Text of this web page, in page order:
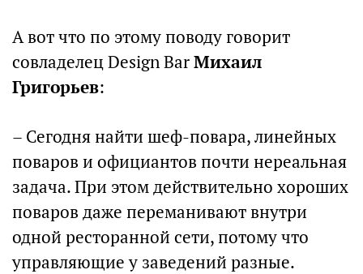
А вот что по этому поводу говорит
совладелец Design BarМихаил
Григорьев:
– Сегодня найти шеф-повара, линейных
поваров и официантов почти нереальная
задача. При этом действительно хороших
поваров даже переманивают внутри
одной ресторанной сети, потому что
управляющие у заведений разные.